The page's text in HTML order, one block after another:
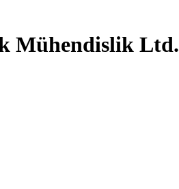
Mühendislik Ltd.